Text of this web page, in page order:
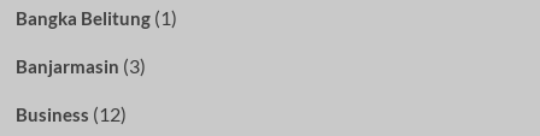
Bangka Belitung(1)
Banjarmasin (3)
Business (12)